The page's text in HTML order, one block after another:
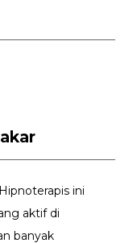
ini
aktif di
banyak